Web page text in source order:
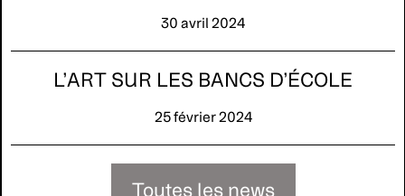
30 avril 2024
L’ART SUR LES BANCS D’ÉCOLE
25 février 2024
Toutes les news